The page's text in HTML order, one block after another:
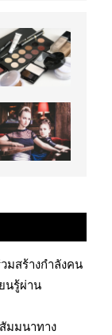
สร้างกำลังคน
นรู้ผ่าน
มมนาทาง